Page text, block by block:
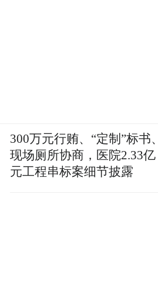
300万元行贿、“定制”标书、
现场厕所协商，医院2.33亿
元工程串标案细节披露